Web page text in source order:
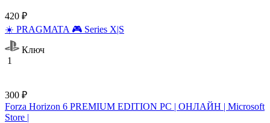
420 ₽
☀️ PRAGMATA 🎮 Series X|S
Ключ
1
300 ₽
Forza Horizon 6 PREMIUM EDITION PC | ОНЛАЙН | Microsoft
Store |